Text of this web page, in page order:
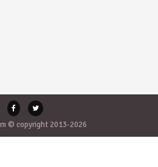
© copyright 2013-2026